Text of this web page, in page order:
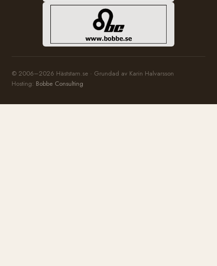
© 2006–2026 Häststam.se · Grundad av Karin Halvarsson
Hosting: Bobbe Consulting